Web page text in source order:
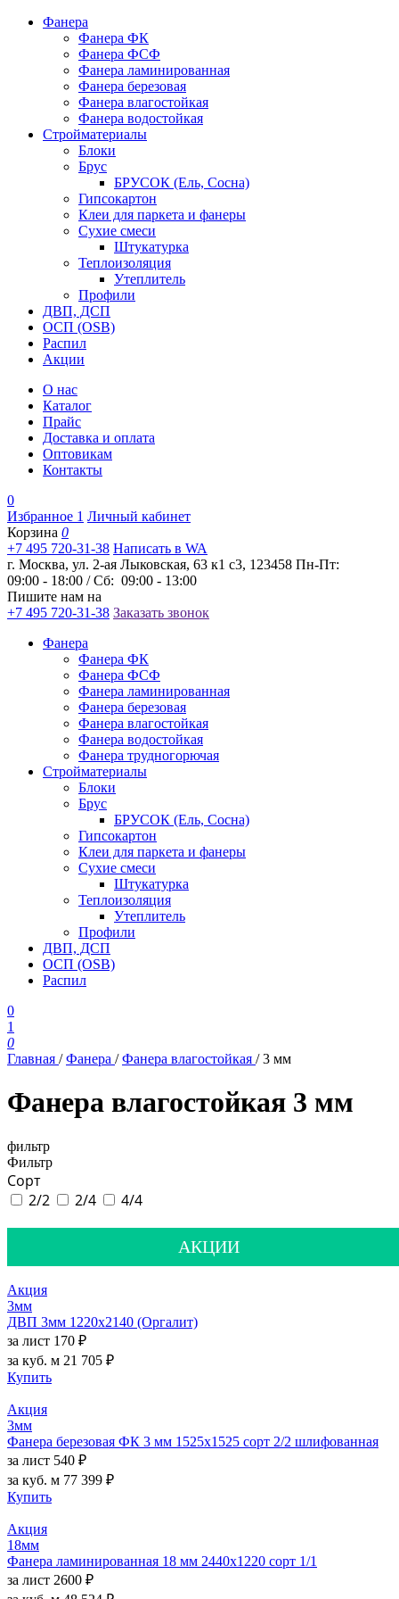
Фанера
Фанера ФК
Фанера ФСФ
Фанера ламинированная
Фанера березовая
Фанера влагостойкая
Фанера водостойкая
Стройматериалы
Блоки
Брус
БРУСОК (Ель, Сосна)
Гипсокартон
Клеи для паркета и фанеры
Сухие смеси
Штукатурка
Теплоизоляция
Утеплитель
Профили
ДВП, ДСП
ОСП (OSB)
Распил
Акции
О нас
Каталог
Прайс
Доставка и оплата
Оптовикам
Контакты
0
Избранное 1 Личный кабинет
Корзина 0
+7 495 720-31-38 Написать в WA
г. Москва, ул. 2-ая Лыковская, 63 к1 с3, 123458 Пн-Пт:
09:00 - 18:00 / Сб: 09:00 - 13:00
Пишите нам на
+7 495 720-31-38 Заказать звонок
Фанера
Фанера ФК
Фанера ФСФ
Фанера ламинированная
Фанера березовая
Фанера влагостойкая
Фанера водостойкая
Фанера трудногорючая
Стройматериалы
Блоки
Брус
БРУСОК (Ель, Сосна)
Гипсокартон
Клеи для паркета и фанеры
Сухие смеси
Штукатурка
Теплоизоляция
Утеплитель
Профили
ДВП, ДСП
ОСП (OSB)
Распил
0
1
0
Главная /Фанера /Фанера влагостойкая /3 мм
Фанера влагостойкая 3 мм
фильтр
Фильтр
Сорт
2/2
2/4 4/4
АКЦИИ
Акция
3мм
ДВП 3мм 1220х2140 (Оргалит)
за лист 170 ₽
за куб. м 21 705 ₽
Купить
Акция
3мм
Фанера березовая ФК 3 мм 1525х1525 сорт 2/2 шлифованная
за лист 540 ₽
за куб. м 77 399 ₽
Купить
Акция
18мм
Фанера ламинированная 18 мм 2440х1220 сорт 1/1
за лист 2600 ₽